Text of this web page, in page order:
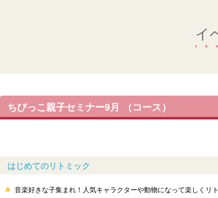
イ
ちびっこ親子セミナー9月 （コース）
はじめてのリトミック
音楽好きな子集まれ！人気キャラクターや動物になって楽しくリ